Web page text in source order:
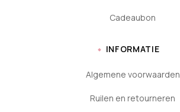
Cadeaubon
INFORMATIE
Algemene voorwaarden
Ruilen en retourneren